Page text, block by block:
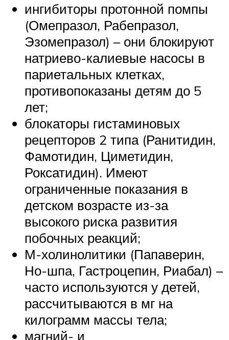
ингибиторы протонной помпы
(Омепразол, Рабепразол,
Эзомепразол) – они блокируют
натриево-калиевые насосы в
париетальных клетках,
противопоказаны детям до 5
лет;
блокаторы гистаминовых
рецепторов 2 типа (Ранитидин,
Фамотидин, Циметидин,
Роксатидин). Имеют
ограниченные показания в
детском возрасте из-за
высокого риска развития
побочных реакций;
М-холинолитики (Папаверин,
Но-шпа, Гастроцепин, Риабал) –
часто используются у детей,
рассчитываются в мг на
килограмм массы тела;
магний- и